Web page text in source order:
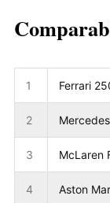
1 Ferrari
2
3 McLaren
4 Aston